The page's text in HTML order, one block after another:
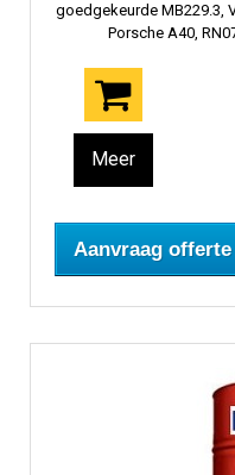
goedgekeurde MB229.3,
Porsche A40,
Meer
Aanvraag offerte